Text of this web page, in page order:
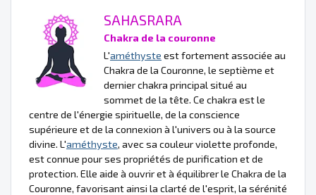
SAHASRARA
Chakra de la couronne
L'améthyste est fortement associée au
Chakra de la Couronne, le septième et
dernier chakra principal situé au
sommet de la tête. Ce chakra est le
centre de l'énergie spirituelle, de la conscience
supérieure et de la connexion à l'univers ou à la source
divine. L'améthyste, avec sa couleur violette profonde,
est connue pour ses propriétés de purification et de
protection. Elle aide à ouvrir et à équilibrer le Chakra de la
Couronne, favorisant ainsi la clarté de l'esprit, la sérénité